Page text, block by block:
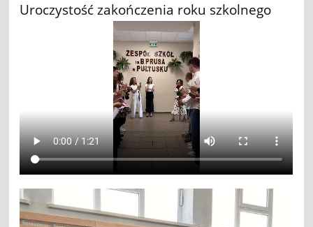
Uroczystość zakończenia roku szkolnego